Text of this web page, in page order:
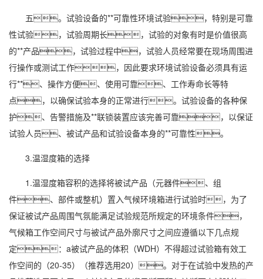
五。试验设备的**可靠性环境试验，特别是可靠
性试验，试验周期长，试验的对象有时是价值很高
的**产品，试验过程中，试验人员经常要在现场周围进
行操作或测试工作，因此要求环境试验设备必须具有运
行**、操作方便、使用可靠、工作寿命长等特
点，以确保试验本身的正常进行。试验设备的各种保
护、告警措施及**联锁装置应该完善可靠，以保证
试验人员、被试产品和试验设备本身的**可靠性。
3.温湿度箱的选择
1.温湿度箱容积的选择将被试产品（元器件、组
件、部件或整机）置入气候环境箱进行试验时，为了
保证被试产品周围气氛能满足试验规范所规定的环境条件，
气候箱工作空间尺寸与被试产品外廓尺寸之间应遵循以下几点规
定：a被试产品的体积（WDH）不得超过试验箱有效工
作空间的（20-35）（推荐选用20）。对于在试验中发热的产